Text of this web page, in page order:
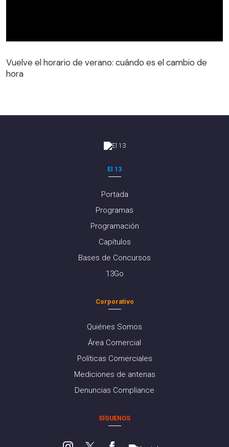
Vuelve el horario de verano: cuándo es el cambio de
hora
El 13
Portada
Programas
Programación
Capítulos
Bases de Concursos
13Go
Corporativo
Quiénes Somos
Área Comercial
Políticas Comerciales
Mediciones de antenas
Denuncias Compliance
SÍGUENOS